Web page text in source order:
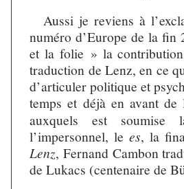
Aussi je reviens à
numéro d’Europe de la fin
et la folie » la
traduction de Lenz, en ce
d’articuler politique et
temps et déjà en avant de
auxquels est soumise
l’impersonnel, lees, la
Lenz, Fernand Cambon
de Lukacs (centenaire de